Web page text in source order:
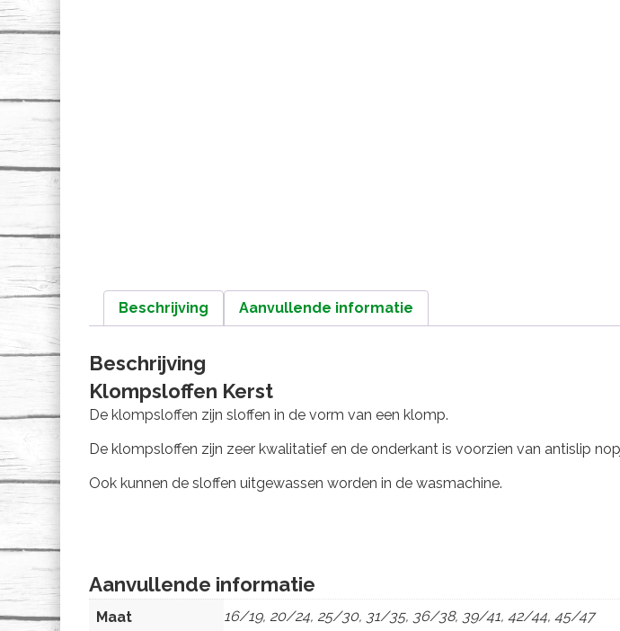
Beschrijving Aanvullende informatie
Beschrijving
Klompsloffen Kerst
De klompsloffen zijn sloffen in de vorm van een klomp.
De klompsloffen zijn zeer kwalitatief en de onderkant is voorzien van antislip
Ook kunnen de sloffen uitgewassen worden in de wasmachine.
Aanvullende informatie
Maat 16/19, 20/24, 25/30, 31/35, 36/38, 39/41, 42/44, 45/47